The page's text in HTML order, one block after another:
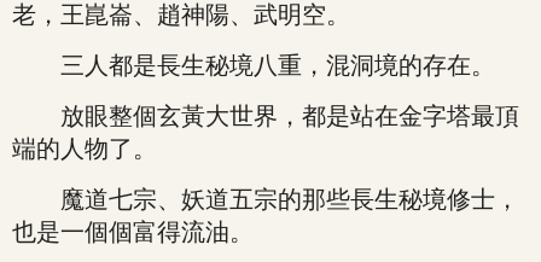
老，王崑崙、趙神陽、武明空。
三人都是長生秘境八重，混洞境的存在。
放眼整個玄黃大世界，都是站在金字塔最頂
端的人物了。
魔道七宗、妖道五宗的那些長生秘境修士，
也是一個個富得流油。